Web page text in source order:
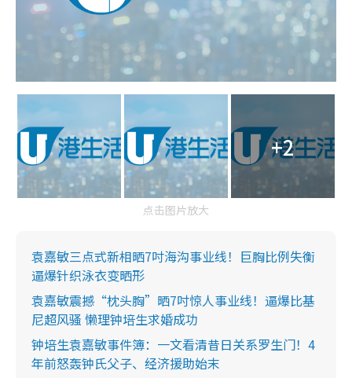
+2
点击图片放大
袁嘉敏三点式新相晒7吋海沟事业线！巨胸比例失衡
逼爆针织泳衣变晒形
袁嘉敏震撼“枕头胸”晒7吋惊人事业线！逼爆比基
尼超风骚 懒理钟培生求婚成功
钟培生袁嘉敏事件簿：一文看清昔日关系罗生门！4
年前怒轰钟氏父子、经济援助始末